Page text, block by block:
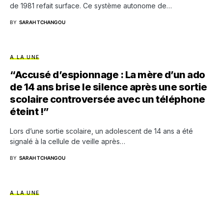
de 1981 refait surface. Ce système autonome de…
BY SARAH TCHANGOU
A LA UNE
“Accusé d’espionnage : La mère d’un ado
de 14 ans brise le silence après une sortie
scolaire controversée avec un téléphone
éteint !”
Lors d’une sortie scolaire, un adolescent de 14 ans a été
signalé à la cellule de veille après…
BY SARAH TCHANGOU
A LA UNE